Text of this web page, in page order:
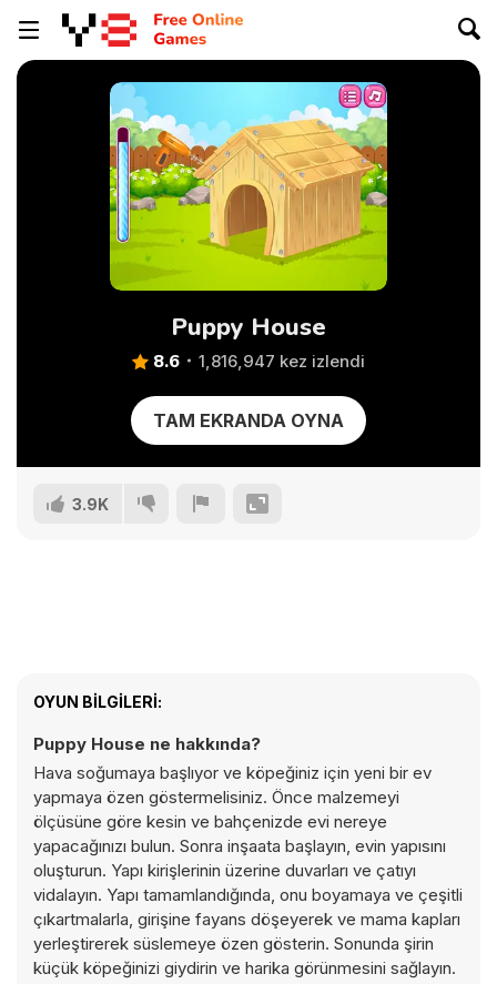
Puppy House
8.6 1,816,947 kez izlendi
TAM EKRANDA OYNA
3.9K
OYUN BILGILERI:
Puppy House ne hakkında?
Hava soğumaya başlıyor ve köpeğiniz için yeni bir ev
yapmaya özen göstermelisiniz. Önce malzemeyi
ölçüsüne göre kesin ve bahçenizde evi nereye
yapacağınızı bulun. Sonra inşaata başlayın, evin yapısını
oluşturun. Yapı kirişlerinin üzerine duvarları ve çatıyı
vidalayın. Yapı tamamlandığında, onu boyamaya ve çeşitli
çıkartmalarla, girişine fayans döşeyerek ve mama kapları
yerleştirerek süslemeye özen gösterin. Sonunda şirin
küçük köpeğinizi giydirin ve harika görünmesini sağlayın.